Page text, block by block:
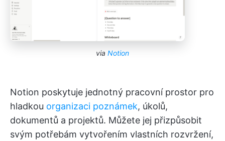
via Notion
Notion poskytuje jednotný pracovní prostor pro
hladkou organizaci poznámek, úkolů,
dokumentů a projektů. Můžete jej přizpůsobit
svým potřebám vytvořením vlastních rozvržení,